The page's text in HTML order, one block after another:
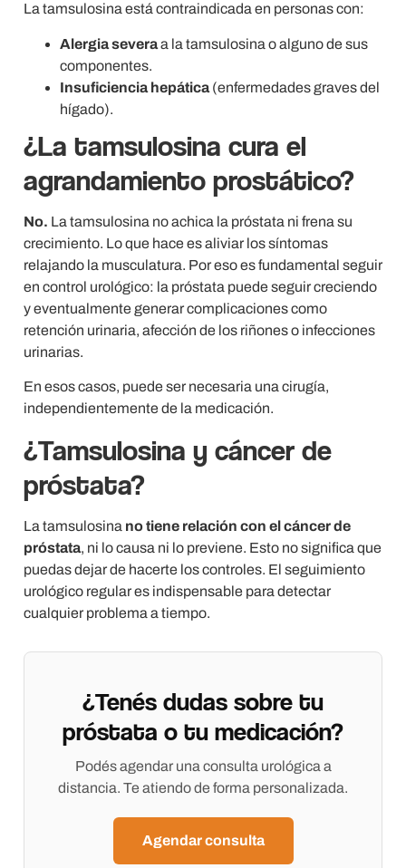
La tamsulosina está contraindicada en personas con:
Alergia severaa la tamsulosina o alguno de sus
componentes.
Insuficiencia hepática (enfermedades graves del
hígado).
¿La tamsulosina cura el
agrandamiento prostático?
No. La tamsulosina no achica la próstata ni frena su
crecimiento. Lo que hace es aliviar los síntomas
relajando la musculatura. Por eso es fundamental seguir
en control urológico: la próstata puede seguir creciendo
y eventualmente generar complicaciones como
retención urinaria, afección de los riñones o infecciones
urinarias.
En esos casos, puede ser necesaria una cirugía,
independientemente de la medicación.
¿Tamsulosina y cáncer de
próstata?
La tamsulosina no tiene relación con el cáncer de
próstata, ni lo causa ni lo previene. Esto no significa que
puedas dejar de hacerte los controles. El seguimiento
urológico regular es indispensable para detectar
cualquier problema a tiempo.
¿Tenés dudas sobre tu
próstata o tu medicación?
Podés agendar una consulta urológica a
distancia. Te atiendo de forma personalizada.
Agendar consulta